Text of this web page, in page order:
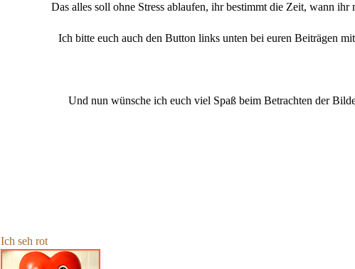
Das alles soll ohne Stress ablaufen, ihr bestimmt die Zeit, wann
Ich bitte euch auch den Button links unten bei euren Beiträgen
Und nun wünsche ich euch viel Spaß beim Betrachten der
Ich seh rot